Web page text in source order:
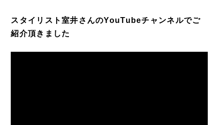
スタイリスト室井さんのYouTubeチャンネルでご
紹介頂きました